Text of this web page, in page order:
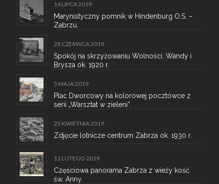
14 LIPCA 2019
Marynistyczny pomnik w Hindenburg O.S. –
Zabrzu.
28 CZERWCA 2019
Spokój na skrzyżowaniu Wolności, Wandy i
Brysza ok. 1920 r.
5 MAJA 2019
Plac Dworcowy na kolorowej pocztówce z
serii „Warsztat w zieleni”.
25 KWIETNIA 2019
Zdjęcie lotnicze centrum Zabrza ok. 1930 r.
11 LUTEGO 2019
Częściowa panorama Zabrza z wieży kość.
św. Anny.